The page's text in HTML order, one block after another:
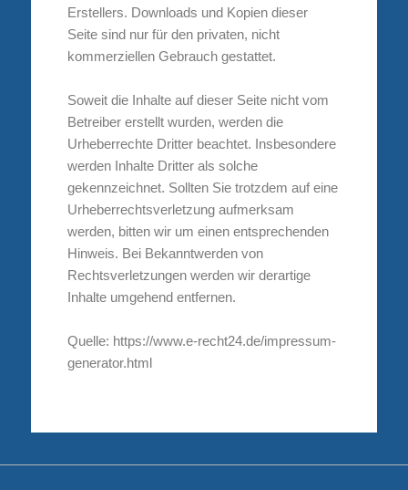
Erstellers. Downloads und Kopien dieser
Seite sind nur für den privaten, nicht
kommerziellen Gebrauch gestattet.
Soweit die Inhalte auf dieser Seite nicht vom
Betreiber erstellt wurden, werden die
Urheberrechte Dritter beachtet. Insbesondere
werden Inhalte Dritter als solche
gekennzeichnet. Sollten Sie trotzdem auf eine
Urheberrechtsverletzung aufmerksam
werden, bitten wir um einen entsprechenden
Hinweis. Bei Bekanntwerden von
Rechtsverletzungen werden wir derartige
Inhalte umgehend entfernen.
Quelle: https://www.e-recht24.de/impressum-
generator.html